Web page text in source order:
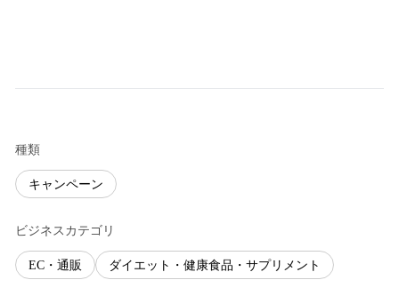
種類
キャンペーン
ビジネスカテゴリ
EC・通販 ダイエット・健康食品・サプリメント